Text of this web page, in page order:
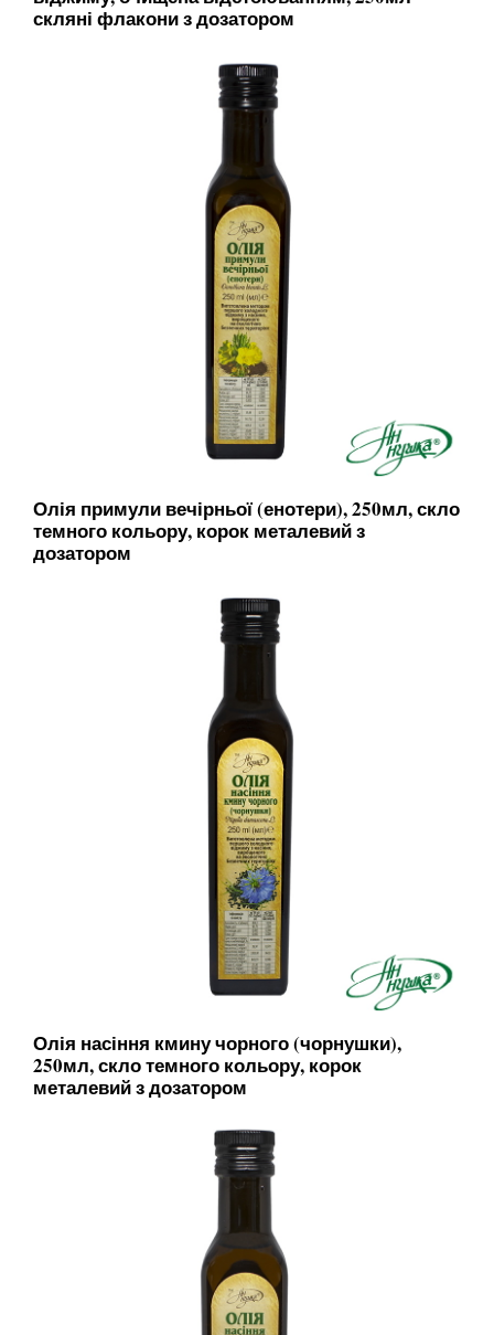
скляні флакони з дозатором
Олія примули вечірньої (енотери), 250мл, скло
темного кольору, корок металевий з
дозатором
Олія насіння кмину чорного (чорнушки),
250мл, скло темного кольору, корок
металевий з дозатором